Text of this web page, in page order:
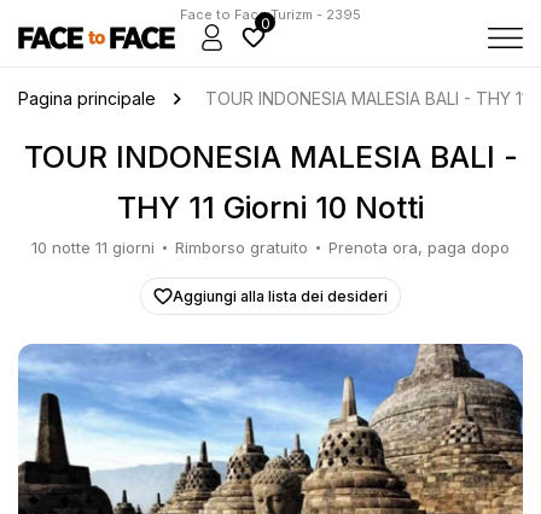
Face to Face Turizm - 2395
0
Pagina principale TOUR INDONESIA MALESIA BALI - THY 11
TOUR INDONESIA MALESIA BALI -
THY 11 Giorni 10 Notti
10 notte 11 giorni Rimborso gratuito Prenota ora, paga dopo
Aggiungi alla lista dei desideri